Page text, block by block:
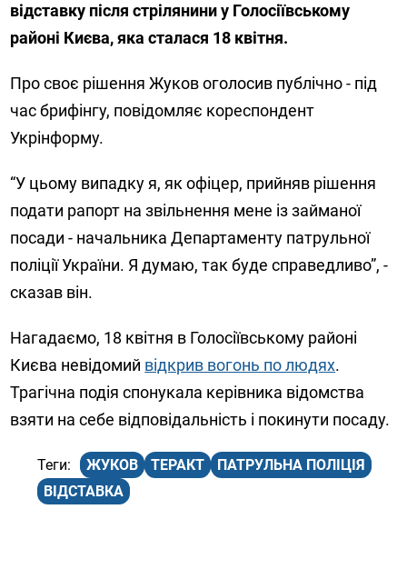
відставку після стрілянини у Голосіївському
районі Києва, яка сталася 18 квітня.
Про своє рішення Жуков оголосив публічно - під
час брифінгу, повідомляє кореспондент
Укрінформу.
“У цьому випадку я, як офіцер, прийняв рішення
подати рапорт на звільнення мене із займаної
посади - начальника Департаменту патрульної
поліції України. Я думаю, так буде справедливо”, -
сказав він.
Нагадаємо, 18 квітня в Голосіївському районі
Києва невідомий відкрив вогонь по людях.
Трагічна подія спонукала керівника відомства
взяти на себе відповідальність і покинути посаду.
ЖУКОВ ТЕРАКТ
ПАТРУЛЬНА ПОЛІЦІЯ
ВІДСТАВКА